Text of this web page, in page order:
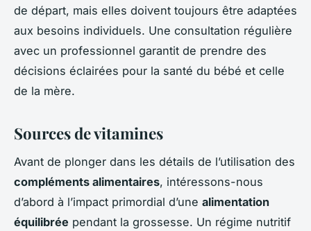
de départ, mais elles doivent toujours être adaptées
aux besoins individuels. Une consultation régulière
avec un professionnel garantit de prendre des
décisions éclairées pour la santé du bébé et celle
de la mère.
Sources de vitamines
Avant de plonger dans les détails de l’utilisation des
compléments alimentaires, intéressons-nous
d’abord à l’impact primordial d’une alimentation
équilibrée pendant la grossesse. Un régime nutritif